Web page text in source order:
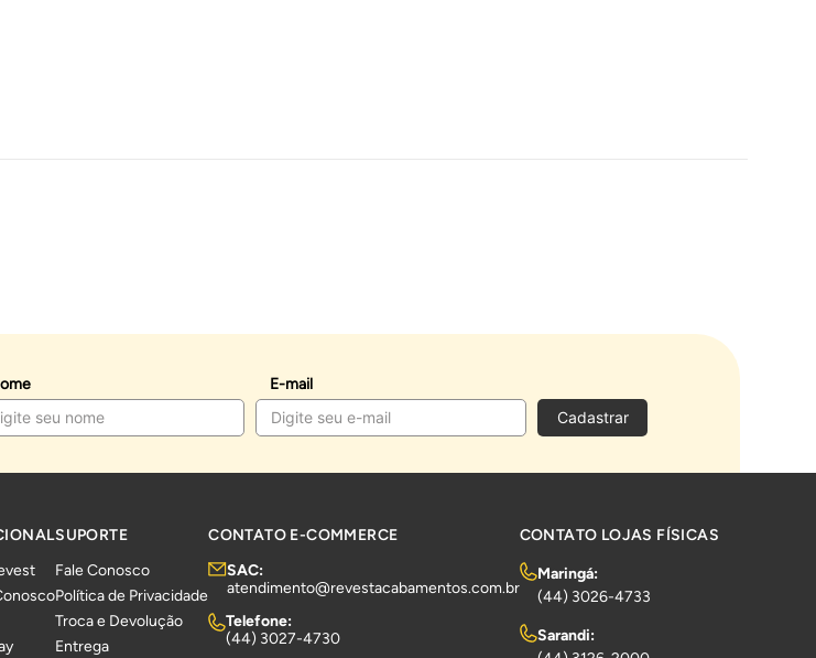
E-mail
Cadastrar
SUPORTE
Fale Conosco
Política de Privacidade
Troca e Devolução
Entrega
CONTATO E-COMMERCE
SAC:
atendimento@revestacabamentos.com.br
Telefone:
(44) 3027-4730
CONTATO LOJAS FÍSICAS
Maringá:
(44) 3026-4733
Sarandi: